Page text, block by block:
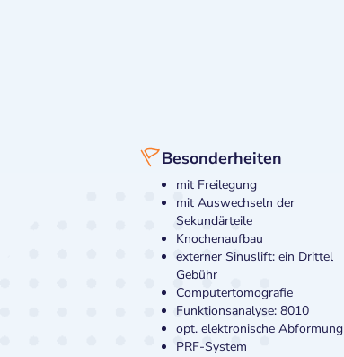
Besonderheiten
mit Freilegung
mit Auswechseln der
Sekundärteile
Knochenaufbau
externer Sinuslift: ein Drittel
Gebühr
Computertomografie
Funktionsanalyse: 8010
opt. elektronische Abformung
PRF-System